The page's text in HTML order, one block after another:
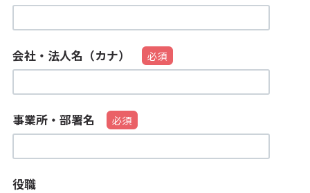
会社・法人名（カナ）
事業所・部署名
役職